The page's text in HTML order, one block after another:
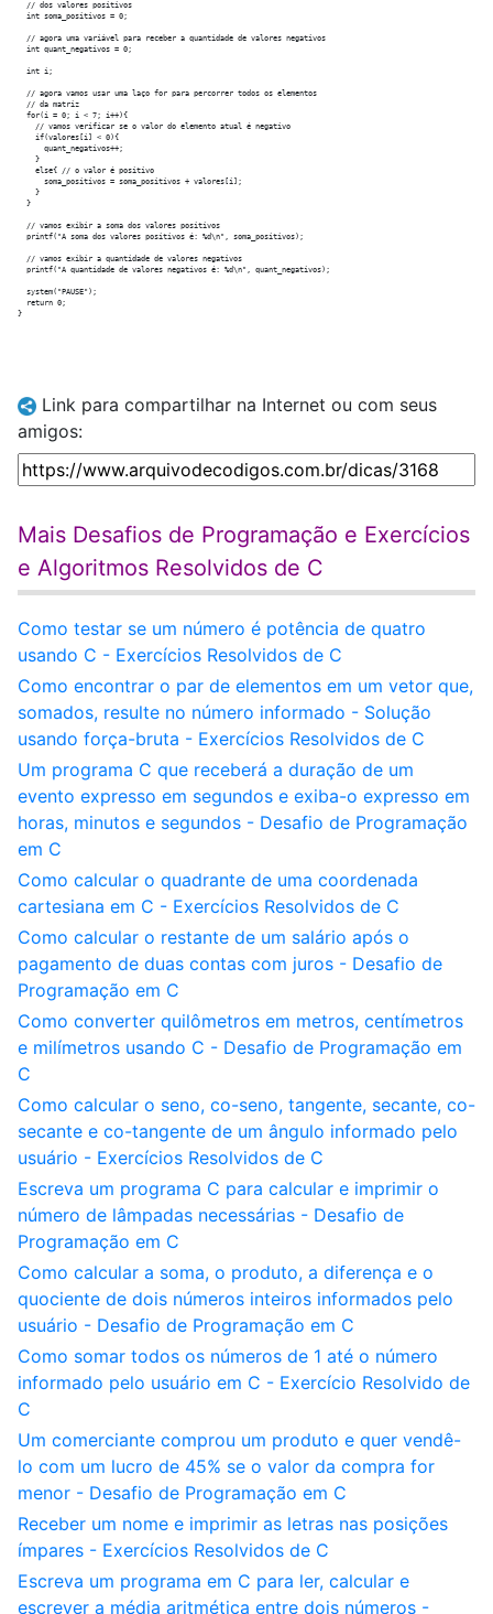
  // dos valores positivos
  int soma_positivos = 0;
  // agora uma variável para receber a quantidade de valores negativos
  int quant_negativos = 0;
  int i;
  // agora vamos usar uma laço for para percorrer todos os elementos
  // da matriz
  for(i = 0; i < 7; i++){
    // vamos verificar se o valor do elemento atual é negativo
    if(valores[i] < 0){
      quant_negativos++;
    }
    else{ // o valor é positivo
      soma_positivos = soma_positivos + valores[i];
    }
  }
  // vamos exibir a soma dos valores positivos
  printf("A soma dos valores positivos é: %d\n", soma_positivos);
  // vamos exibir a quantidade de valores negativos
  printf("A quantidade de valores negativos é: %d\n", quant_negativos);
  system("PAUSE");
  return 0;
Link para compartilhar na Internet ou com seus
amigos:
Mais Desafios de Programação e Exercícios
e Algoritmos Resolvidos de C
Como testar se um número é potência de quatro
usando C - Exercícios Resolvidos de C
Como encontrar o par de elementos em um vetor que,
somados, resulte no número informado - Solução
usando força-bruta - Exercícios Resolvidos de C
Um programa C que receberá a duração de um
evento expresso em segundos e exiba-o expresso em
horas, minutos e segundos - Desafio de Programação
em C
Como calcular o quadrante de uma coordenada
cartesiana em C - Exercícios Resolvidos de C
Como calcular o restante de um salário após o
pagamento de duas contas com juros - Desafio de
Programação em C
Como converter quilômetros em metros, centímetros
e milímetros usando C - Desafio de Programação em
C
Como calcular o seno, co-seno, tangente, secante, co-
secante e co-tangente de um ângulo informado pelo
usuário - Exercícios Resolvidos de C
Escreva um programa C para calcular e imprimir o
número de lâmpadas necessárias - Desafio de
Programação em C
Como calcular a soma, o produto, a diferença e o
quociente de dois números inteiros informados pelo
usuário - Desafio de Programação em C
Como somar todos os números de 1 até o número
informado pelo usuário em C - Exercício Resolvido de
C
Um comerciante comprou um produto e quer vendê-
lo com um lucro de 45% se o valor da compra for
menor - Desafio de Programação em C
Receber um nome e imprimir as letras nas posições
ímpares - Exercícios Resolvidos de C
Escreva um programa em C para ler, calcular e
escrever a média aritmética entre dois números -